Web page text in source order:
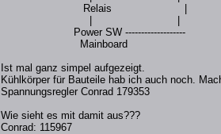
Relais |
Power SW -------------------
Mainboard
Ist mal ganz simpel aufgezeigt.
Kühlkörper für Bauteile hab ich auch noch.
Spannungsregler Conrad 179353
Wie sieht es mit damit aus???
Conrad: 115967